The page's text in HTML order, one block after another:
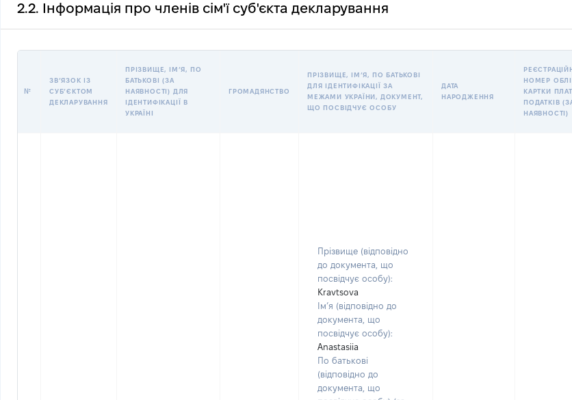
2.2. Інформація про членів сім'ї суб'єкта декларування
№
ЗВʼЯЗОК ІЗ
СУБʼЄКТОМ
ДЕКЛАРУВАННЯ
ПРІЗВИЩЕ, ІМʼЯ, ПО
БАТЬКОВІ (ЗА
НАЯВНОСТІ) ДЛЯ
ІДЕНТИФІКАЦІЇ В
УКРАЇНІ
ГРОМАДЯНСТВО
ПРІЗВИЩЕ, ІМʼЯ, ПО БАТЬКОВІ
ДЛЯ ІДЕНТИФІКАЦІЇ ЗА
МЕЖАМИ УКРАЇНИ, ДОКУМЕНТ,
ЩО ПОСВІДЧУЄ ОСОБУ
ДАТА
НАРОДЖЕННЯ
НОМЕР
КАРТКИ
ПОДАТКІВ
НАЯВНОСТІ)
Прізвище (відповідно
до документа, що
посвідчує особу):
Kravtsova
Ім’я (відповідно до
документа, що
посвідчує особу):
Anastasiia
По батькові
(відповідно до
документа, що